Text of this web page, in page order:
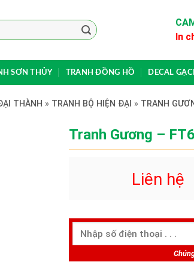
In
SƠN THỦY TRANH ĐỒNG HỒ DECAL
THÀNH » TRANH BỘ HIỆN ĐẠI » TRANH
Tranh Gương –
Liên hệ